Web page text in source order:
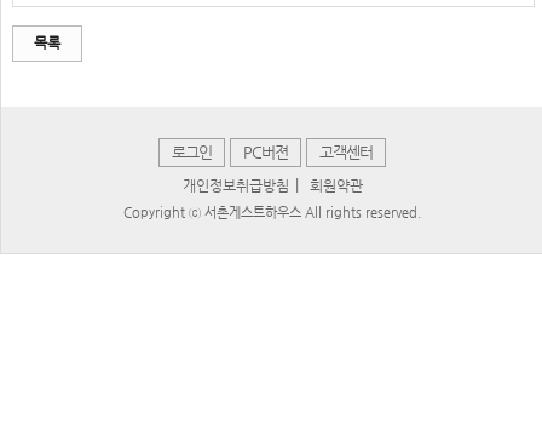
목록
로그인 PC버젼 고객센터
개인정보취급방침 회원약관
Copyright ⓒ 서촌게스트하우스 All rights reserved.